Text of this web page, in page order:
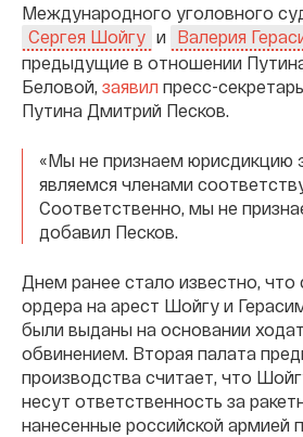
Международного уголовного
Сергея Шойгу и Валерия
предыдущие в отношении
Беловой, заявил пресс-
Путина Дмитрий Песков.
«Мы не признаем юрисдикцию
являемся членами
Соответственно, мы не
добавил Песков.
Днем ранее стало известно,
ордера на арест Шойгу и
были выданы на основании
обвинением. Вторая палата
производства считает, что
несут ответственность за
нанесенные российской армией